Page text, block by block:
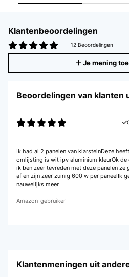
Klantenbeoordelingen
12 Beoordelingen
Je mening
Beoordelingen van klanten
Ik had al 2 panelen van klarsteinDeze
omlijsting is wit ipv aluminium kleurOk
ik ben zeer tevreden met deze panelen ze
af en zijn zeer zuinig 600 w per paneelIk
nauwelijks meer
Amazon-gebruiker
Klantenmeningen uit